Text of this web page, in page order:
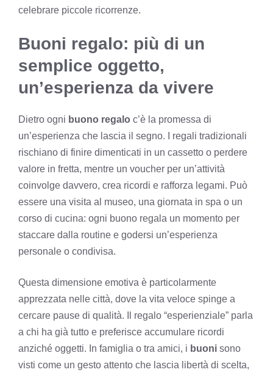
celebrare piccole ricorrenze.
Buoni regalo: più di un
semplice oggetto,
un’esperienza da vivere
Dietro ogni buono regalo c’è la promessa di
un’esperienza che lascia il segno. I regali tradizionali
rischiano di finire dimenticati in un cassetto o perdere
valore in fretta, mentre un voucher per un’attività
coinvolge davvero, crea ricordi e rafforza legami. Può
essere una visita al museo, una giornata in spa o un
corso di cucina: ogni buono regala un momento per
staccare dalla routine e godersi un’esperienza
personale o condivisa.
Questa dimensione emotiva è particolarmente
apprezzata nelle città, dove la vita veloce spinge a
cercare pause di qualità. Il regalo “esperienziale” parla
a chi ha già tutto e preferisce accumulare ricordi
anziché oggetti. In famiglia o tra amici, i buoni sono
visti come un gesto attento che lascia libertà di scelta,